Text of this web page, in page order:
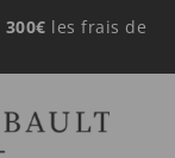
300€ les frais de